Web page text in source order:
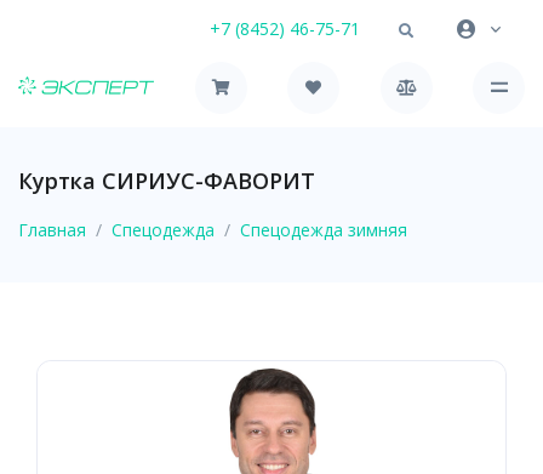
+7 (8452) 46-75-71
Куртка СИРИУС-ФАВОРИТ
Главная Спецодежда Спецодежда зимняя